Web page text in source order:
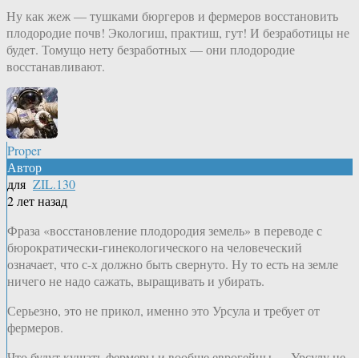
Ну как жеж — тушками бюргеров и фермеров восстановить
плодородие почв! Экологиш, практиш, гут! И безработицы не
будет. Томущо нету безработных — они плодородие
восстанавливают.
Proper
Автор
для ZIL.130
2 лет назад
Фраза «восстановление плодородия земель» в переводе с
бюрократически-гинекологического на человеческий
означает, что с-х должно быть свернуто. Ну то есть на земле
ничего не надо сажать, выращивать и убирать.
Серьезно, это не прикол, именно это Урсула и требует от
фермеров.